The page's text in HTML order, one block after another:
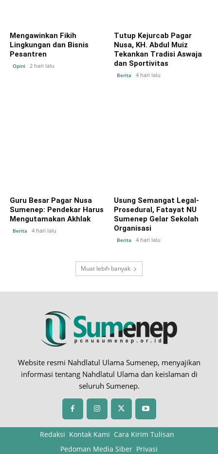
Mengawinkan Fikih
Lingkungan dan Bisnis
Pesantren
Opini 2 hari lalu
Tutup Kejurcab Pagar
Nusa, KH. Abdul Muiz
Tekankan Tradisi Aswaja
dan Sportivitas
Berita 4 hari lalu
Guru Besar Pagar Nusa
Sumenep: Pendekar Harus
Mengutamakan Akhlak
Berita 4 hari lalu
Usung Semangat Legal-
Prosedural, Fatayat NU
Sumenep Gelar Sekolah
Organisasi
Berita 4 hari lalu
Muat lebih banyak
Website resmi Nahdlatul Ulama Sumenep, menyajikan
informasi tentang Nahdlatul Ulama dan keislaman di
seluruh Sumenep.
Redaksi Kontak Kami Cara Kirim Tulisan
Pedoman Media Siber Privasi